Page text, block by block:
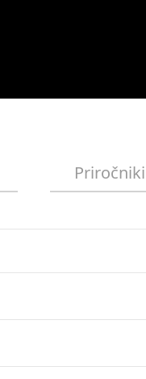
Priročniki